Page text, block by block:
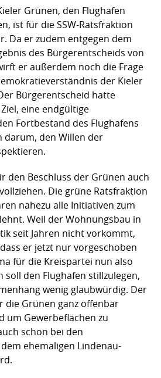
Grünen, den Flughafen
ist für die SSW-Ratsfraktion
Da er zudem entgegen dem
des Bürgerentscheids von
er außerdem noch die Frage
der Kieler
Bürgerentscheid hatte
eine endgültige
Fortbestand des Flughafens
darum, den Willen der
den Beschluss der Grünen auch
Die grüne Ratsfraktion
nahezu alle Initiativen zum
Weil der Wohnungsbau in
seit Jahren nicht vorkommt,
er jetzt nur vorgeschoben
für die Kreispartei nun also
den Flughafen stillzulegen,
wenig glaubwürdig. Der
die Grünen ganz offenbar
um Gewerbeflächen zu
schon bei den
ehemaligen Lindenau-